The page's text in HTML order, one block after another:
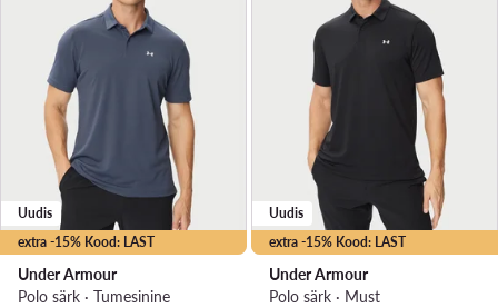
extra -15% Kood: LAST
Uudis
Under Armour
Polo särk · Tumesinine
extra -15% Kood: LAST
Uudis
Under Armour
Polo särk · Must